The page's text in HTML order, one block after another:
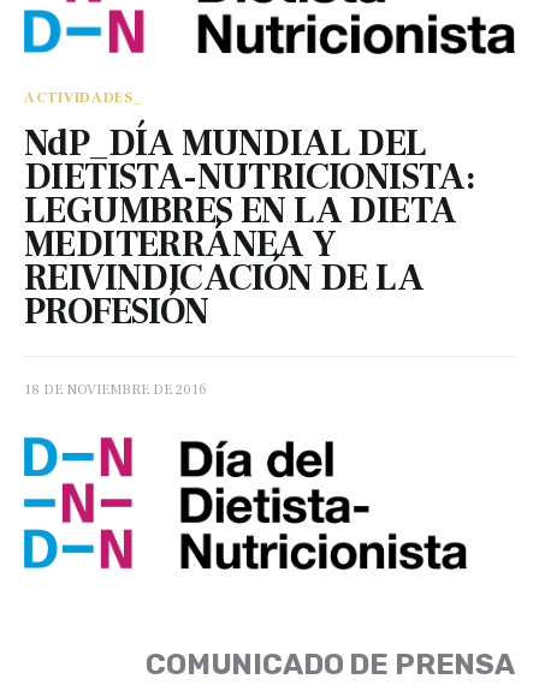
CIUDADANÍA
RECURSOS
TRANSPARENCIA
ACTIVIDADES_
NdP_DÍA MUNDIAL DEL
DIETISTA-NUTRICIONISTA:
LEGUMBRES EN LA DIETA
MEDITERRÁNEA Y
REIVINDICACIÓN DE LA
PROFESIÓN
18 DE NOVIEMBRE DE 2016
COMUNICADO DE PRENSA